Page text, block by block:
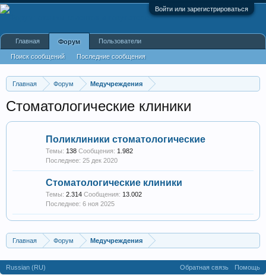
Войти или зарегистрироваться
Главная Форум Медучреждения
Стоматологические клиники
Поликлиники стоматологические
Темы: 138 Сообщения: 1.982
25 дек 2020
Стоматологические клиники
Темы: 2.314 Сообщения: 13.002
6 ноя 2025
Главная Форум Медучреждения
Главная Форум
Поиск сообщений Последние сообщения
Пользователи
Russian (RU) Обратная связь
Помощь